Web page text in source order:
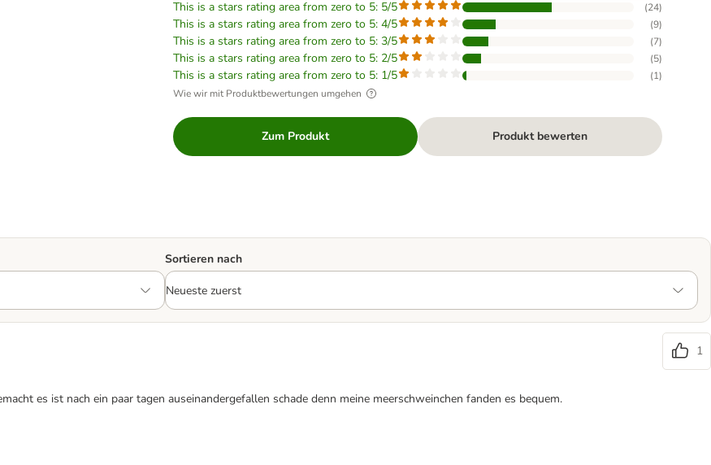
This is a stars rating area from zero to 5: 5/5 (24)
This is a stars rating area from zero to 5: 4/5 (9)
This is a stars rating area from zero to 5: 3/5 (7)
This is a stars rating area from zero to 5: 2/5 (5)
This is a stars rating area from zero to 5: 1/5 (1)
Wie wir mit Produktbewertungen umgehen
Zum Produkt Produkt bewerten
Sortieren nach
1
es ist nach ein paar tagen auseinandergefallen schade denn meine meerschweinchen fanden es bequem.